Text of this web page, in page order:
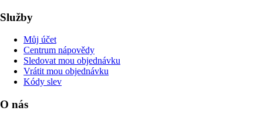
Služby
Můj účet
Centrum nápovědy
Sledovat mou objednávku
Vrátit mou objednávku
Kódy slev
O nás